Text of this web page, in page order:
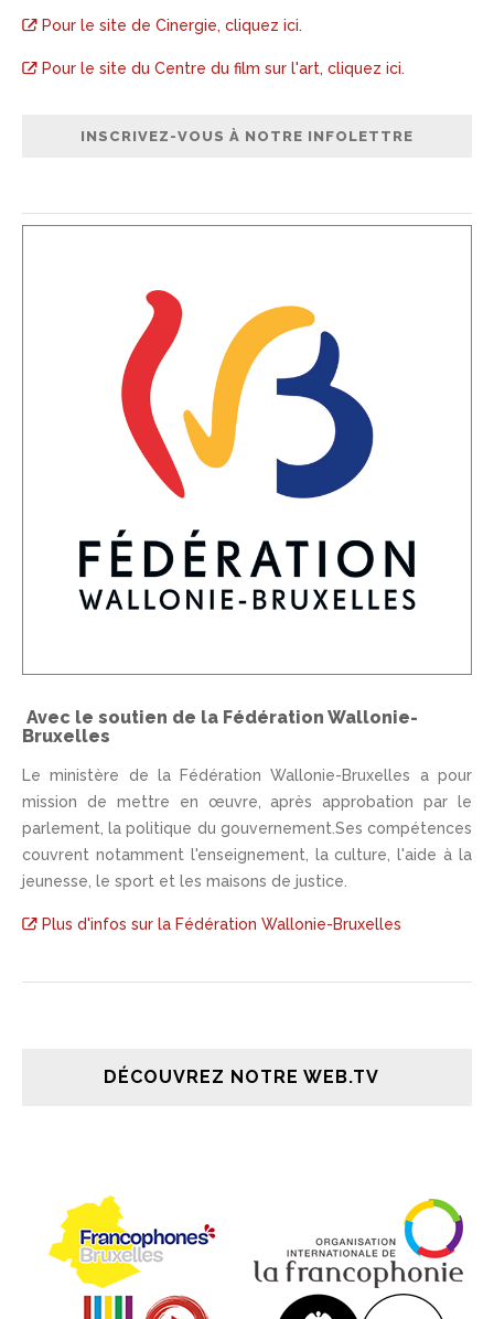
Pour le site de Cinergie, cliquez ici.
Pour le site du Centre du film sur l'art, cliquez ici.
Avec le soutien de la Fédération Wallonie-
Bruxelles
Le ministère de la Fédération Wallonie-Bruxelles a pour
mission de mettre en œuvre, après approbation par le
parlement, la politique du gouvernement.Ses compétences
couvrent notamment l'enseignement, la culture, l'aide à la
jeunesse, le sport et les maisons de justice.
Plus d'infos sur la Fédération Wallonie-Bruxelles
DÉCOUVREZ NOTRE WEB.TV